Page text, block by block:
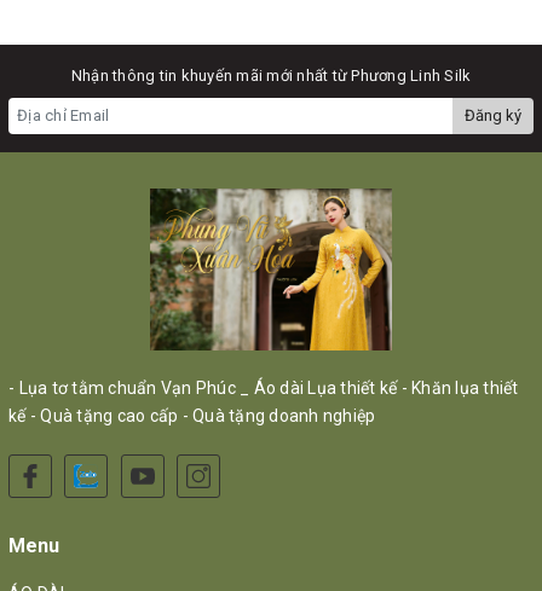
Nhận thông tin khuyến mãi mới nhất từ Phương Linh Silk
Đăng ký
- Lụa tơ tằm chuẩn Vạn Phúc _ Áo dài Lụa thiết kế - Khăn lụa thiết
kế - Quà tặng cao cấp - Quà tặng doanh nghiệp
Menu